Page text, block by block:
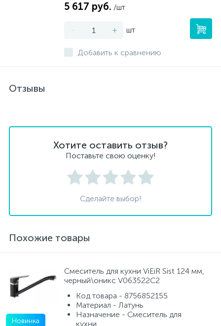
5 617 руб. /шт
- + шт
Добавить к сравнению
Отзывы
Хотите оставить отзыв?
Поставьте свою оценку!
Сделайте выбор!
Похожие товары
Новинка
Смеситель для кухни ViEiR Sist 124 мм,
черный\оникс V063522C2
Код товара - 8756852155
Материал - Латунь
Назначение - Смеситель для
кухни